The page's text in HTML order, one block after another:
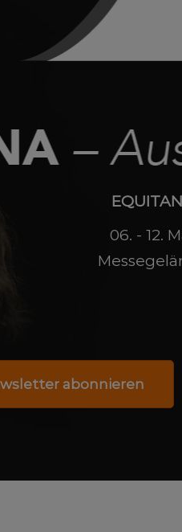
06. - 12.
abonnieren